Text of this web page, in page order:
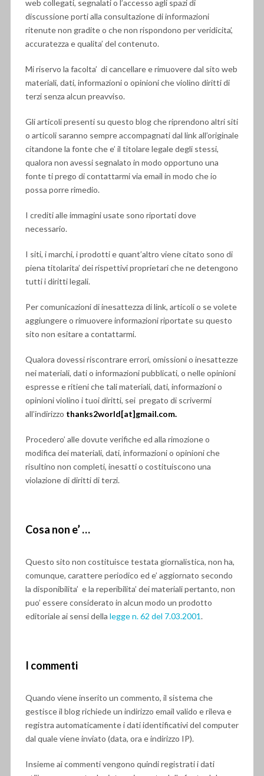
web collegati, segnalati o l’accesso agli spazi di
discussione porti alla consultazione di informazioni
ritenute non gradite o che non rispondono per veridicita’,
accuratezza e qualita’ del contenuto.
Mi riservo la facolta’ di cancellare e rimuovere dal sito web
materiali, dati, informazioni o opinioni che violino diritti di
terzi senza alcun preavviso.
Gli articoli presenti su questo blog che riprendono altri siti
o articoli saranno sempre accompagnati dal link all’originale
citandone la fonte che e’ il titolare legale degli stessi,
qualora non avessi segnalato in modo opportuno una
fonte ti prego di contattarmi via email in modo che io
possa porre rimedio.
I crediti alle immagini usate sono riportati dove
necessario.
I siti, i marchi, i prodotti e quant’altro viene citato sono di
piena titolarita’ dei rispettivi proprietari che ne detengono
tutti i diritti legali.
Per comunicazioni di inesattezza di link, articoli o se volete
aggiungere o rimuovere informazioni riportate su questo
sito non esitare a contattarmi.
Qualora dovessi riscontrare errori, omissioni o inesattezze
nei materiali, dati o informazioni pubblicati, o nelle opinioni
espresse e ritieni che tali materiali, dati, informazioni o
opinioni violino i tuoi diritti, sei pregato di scrivermi
all’indirizzo thanks2world[at]gmail.com.
Procedero’ alle dovute verifiche ed alla rimozione o
modifica dei materiali, dati, informazioni o opinioni che
risultino non completi, inesatti o costituiscono una
violazione di diritti di terzi.
Cosa non e’ …
Questo sito non costituisce testata giornalistica, non ha,
comunque, carattere periodico ed e’ aggiornato secondo
la disponibilita’ e la reperibilita’ dei materiali pertanto, non
puo’ essere considerato in alcun modo un prodotto
editoriale ai sensi della legge n. 62 del 7.03.2001.
I commenti
Quando viene inserito un commento, il sistema che
gestisce il blog richiede un indirizzo email valido e rileva e
registra automaticamente i dati identificativi del computer
dal quale viene inviato (data, ora e indirizzo IP).
Insieme ai commenti vengono quindi registrati i dati